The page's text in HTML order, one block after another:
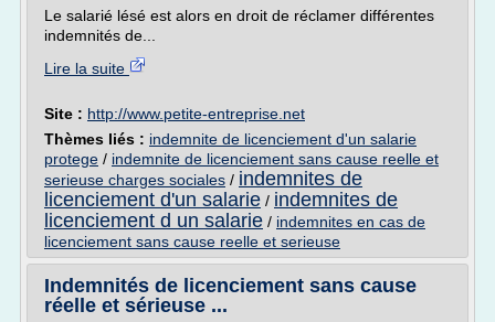
Le salarié lésé est alors en droit de réclamer différentes
indemnités de...
Lire la suite
Site : http://www.petite-entreprise.net
Thèmes liés : indemnite de licenciement d'un salarie
protege / indemnite de licenciement sans cause reelle et
serieuse charges sociales / indemnites de
licenciement d'un salarie / indemnites de
licenciement d un salarie / indemnites en cas de
licenciement sans cause reelle et serieuse
Indemnités de licenciement sans cause
réelle et sérieuse ...